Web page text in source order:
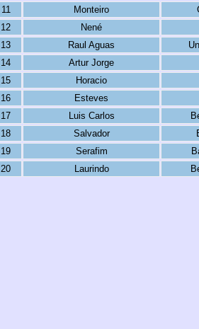
11 Monteiro
12
Nené
13
Raul Aguas
14
Artur Jorge
15
Horacio
16
Esteves
17
Luis Carlos
18
Salvador
19
Serafim
20
Laurindo